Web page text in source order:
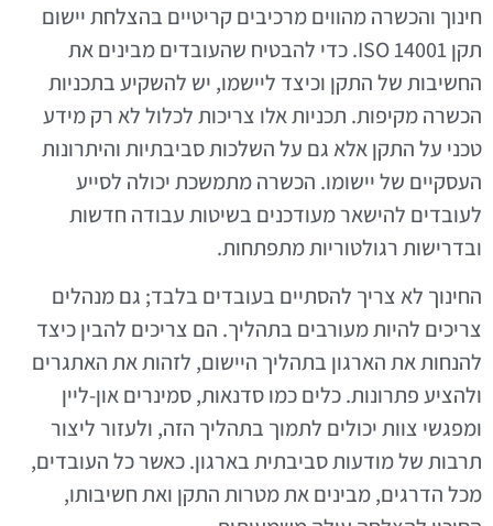
חינוך והכשרה מהווים מרכיבים קריטיים בהצלחת יישום
תקן ISO 14001. כדי להבטיח שהעובדים מבינים את
החשיבות של התקן וכיצד ליישמו, יש להשקיע בתכניות
הכשרה מקיפות. תכניות אלו צריכות לכלול לא רק מידע
טכני על התקן אלא גם על השלכות סביבתיות והיתרונות
העסקיים של יישומו. הכשרה מתמשכת יכולה לסייע
לעובדים להישאר מעודכנים בשיטות עבודה חדשות
ובדרישות רגולטוריות מתפתחות.
החינוך לא צריך להסתיים בעובדים בלבד; גם מנהלים
צריכים להיות מעורבים בתהליך. הם צריכים להבין כיצד
להנחות את הארגון בתהליך היישום, לזהות את האתגרים
ולהציע פתרונות. כלים כמו סדנאות, סמינרים און-ליין
ומפגשי צוות יכולים לתמוך בתהליך הזה, ולעזור ליצור
תרבות של מודעות סביבתית בארגון. כאשר כל העובדים,
מכל הדרגים, מבינים את מטרות התקן ואת חשיבותו,